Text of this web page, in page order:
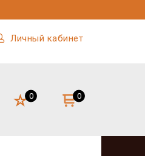
Личный кабинет
0 0